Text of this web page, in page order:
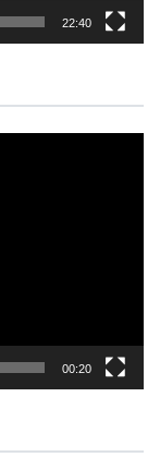
22:40
00:20